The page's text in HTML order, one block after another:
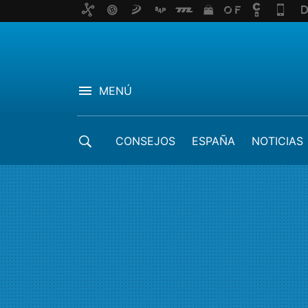
MENÚ
CONSEJOS ESPAÑA NOTICIAS